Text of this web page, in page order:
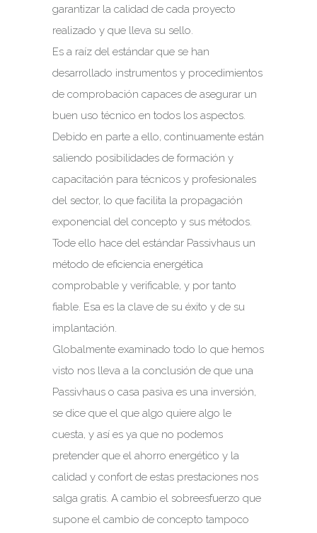
garantizar la calidad de cada proyecto
realizado y que lleva su sello.
Es a raíz del estándar que se han
desarrollado instrumentos y procedimientos
de comprobación capaces de asegurar un
buen uso técnico en todos los aspectos.
Debido en parte a ello, continuamente están
saliendo posibilidades de formación y
capacitación para técnicos y profesionales
del sector, lo que facilita la propagación
exponencial del concepto y sus métodos.
Tode ello hace del estándar Passivhaus un
método de eficiencia energética
comprobable y verificable, y por tanto
fiable. Esa es la clave de su éxito y de su
implantación.
Globalmente examinado todo lo que hemos
visto nos lleva a la conclusión de que una
Passivhaus o casa pasiva es una inversión,
se dice que el que algo quiere algo le
cuesta, y así es ya que no podemos
pretender que el ahorro energético y la
calidad y confort de estas prestaciones nos
salga gratis. A cambio el sobreesfuerzo que
supone el cambio de concepto tampoco